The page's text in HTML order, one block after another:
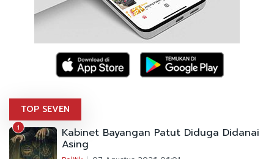
TOP SEVEN
1 Kabinet Bayangan Patut Diduga Didanai
Asing